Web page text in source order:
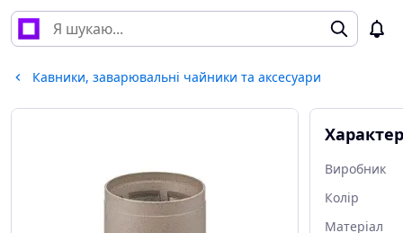
Кавники, заварювальні чайники та аксесуари
Виробник
Колір
Матеріал